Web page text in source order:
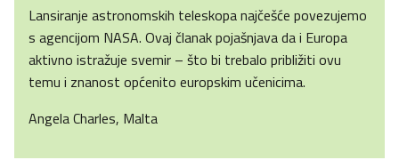
Lansiranje astronomskih teleskopa najčešće povezujemo
s agencijom NASA. Ovaj članak pojašnjava da i Europa
aktivno istražuje svemir – što bi trebalo približiti ovu
temu i znanost općenito europskim učenicima.
Angela Charles, Malta